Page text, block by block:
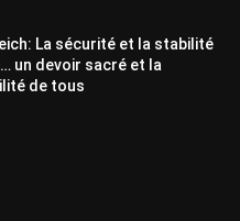
La sécurité et la stabilité
un devoir sacré et la
de tous